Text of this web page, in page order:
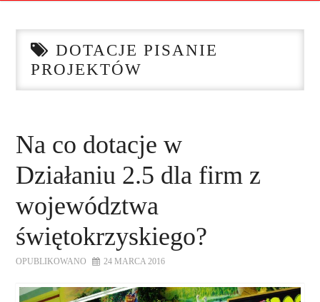
O NAS
SZKOLENIA
ZADAJ PYTANIE
KONTAKT
DOTACJE PISANIE
PROJEKTÓW
Na co dotacje w
Działaniu 2.5 dla firm z
województwa
świętokrzyskiego?
OPUBLIKOWANO 24 MARCA 2016